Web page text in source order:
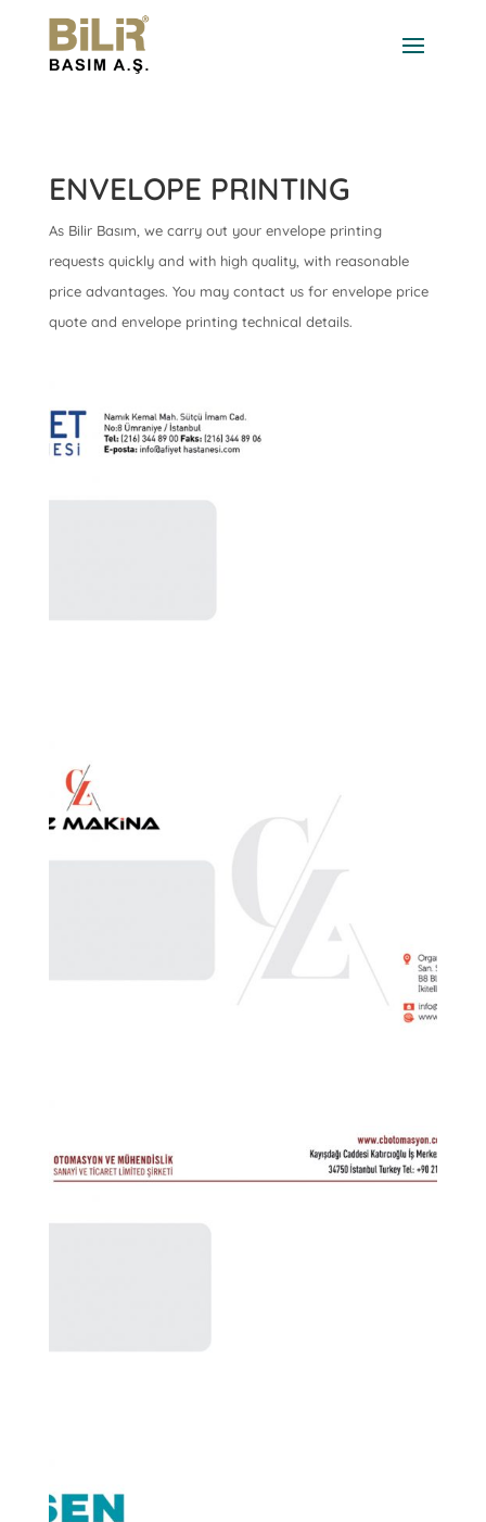
ENVELOPE PRINTING
As Bilir Basım, we carry out your envelope printing
requests quickly and with high quality, with reasonable
price advantages. You may contact us for envelope price
quote and envelope printing technical details.